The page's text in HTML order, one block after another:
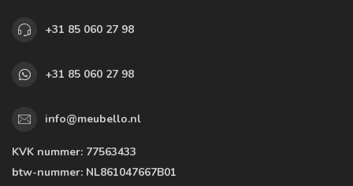
+31 85 060 27 98
+31 85 060 27 98
info@meubello.nl
KVK nummer: 77563433
btw-nummer: NL861047667B01